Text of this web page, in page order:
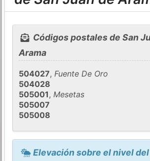
Códigos postales de San
Arama
504027,Fuente De Oro
504028
505001,Mesetas
505007
505008
Elevación sobre el nivel del